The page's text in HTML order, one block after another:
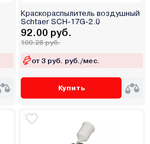
Краскораспылитель воздушный
Schtaer SCH-17G-2.0
92.00 руб.
100.28 руб.
от 3 руб. руб./мес.
Купить